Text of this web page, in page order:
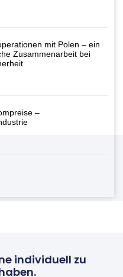
mit Polen – ein
Zusammenarbeit bei
–
individuell zu